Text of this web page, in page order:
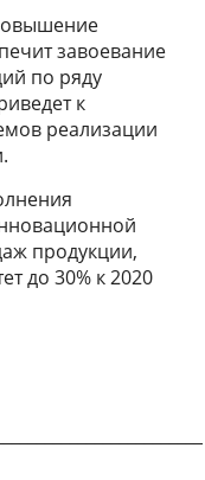
завоевание
по ряду
к
реализации
продукции,
до 30% к 2020